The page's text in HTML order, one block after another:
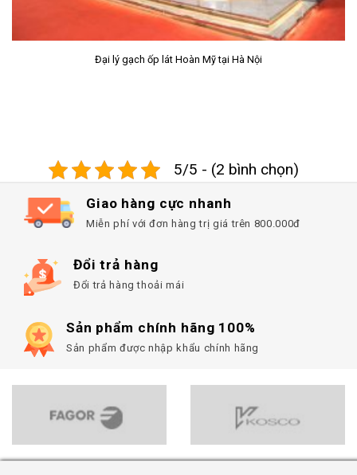
Sàn nhựa giả gỗ SPC Prime
5/5 - (2 bình chọn)
Giao hàng cực nhanh
Miễn phí với đơn hàng trị giá trên 800.000đ
Đổi trả hàng
Đổi trả hàng thoải mái
Sản phẩm chính hãng 100%
Sản phẩm được nhập khẩu chính hãng